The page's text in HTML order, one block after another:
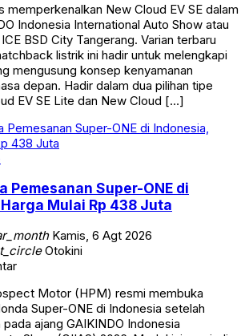
memperkenalkan New Cloud EV SE dalam
Indonesia International Auto Show atau
BSD City Tangerang. Varian terbaru
listrik ini hadir untuk melengkapi
mengusung konsep kenyamanan
depan. Hadir dalam dua pilihan tipe
EV SE Lite dan New Cloud […]
Pemesanan Super-ONE di
Mulai Rp 438 Juta
Kamis, 6 Agt 2026
Otokini
Motor (HPM) resmi membuka
Super-ONE di Indonesia setelah
ajang GAIKINDO Indonesia